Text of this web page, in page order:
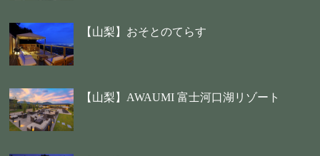
【山梨】おそとのてらす
【山梨】AWAUMI 富士河口湖リゾート